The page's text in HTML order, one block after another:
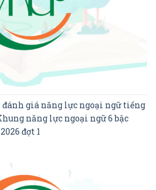
giá năng lực ngoại ngữ tiếng
năng lực ngoại ngữ 6 bậc
đợt 1